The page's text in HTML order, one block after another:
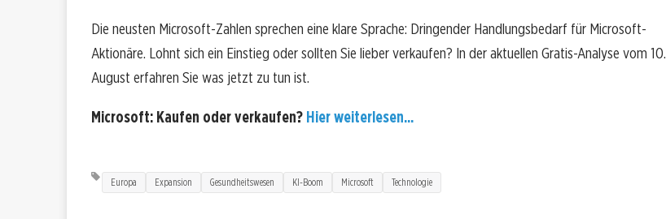
Die neusten Microsoft-Zahlen sprechen eine klare Sprache: Dringender Handlungsbedarf für Microsoft-
Aktionäre. Lohnt sich ein Einstieg oder sollten Sie lieber verkaufen? In der aktuellen Gratis-Analyse vom 10.
August erfahren Sie was jetzt zu tun ist.
Microsoft: Kaufen oder verkaufen? Hier weiterlesen...
Europa Expansion Gesundheitswesen KI-Boom Microsoft Technologie